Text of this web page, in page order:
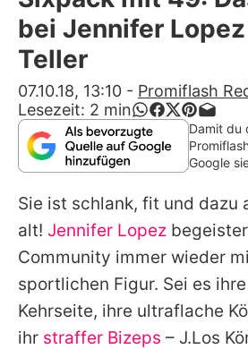
Alle Themen auf
Jobs
App
Team
Redaktionelle
Impressum
Utiq
bei Jennifer
Teller
07.10.18, 13:10 - Promiflash
Lesezeit: 2 min
Damit du
Google
Sie ist schlank, fit und dazu
alt! Jennifer Lopez
Community immer wieder
sportlichen Figur. Sei es
Kehrseite, ihre ultraflache
ihr straffer Bizeps – J.Los